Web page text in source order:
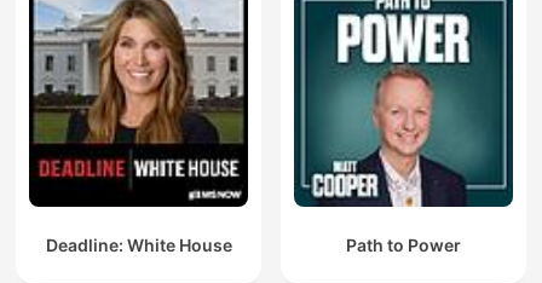
Deadline: White House Path to Power